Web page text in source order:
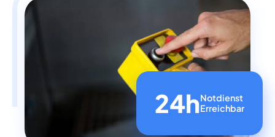
24hNotdienst
Erreichbar